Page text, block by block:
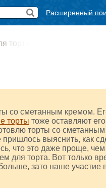
Расширенный
торта
со сметанным кремом.
торты тоже оставляют
торты со
выяснить, как
что это даже проще, чем
для торта. Вот только
зато наше участие